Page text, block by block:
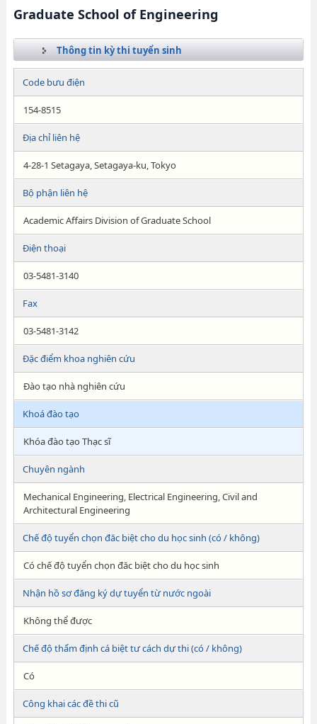
Graduate School of Engineering
Thông tin kỳ thi tuyển sinh
Code bưu điện
154-8515
Địa chỉ liên hệ
4-28-1 Setagaya, Setagaya-ku, Tokyo
Bộ phận liên hệ
Academic Affairs Division of Graduate School
Điện thoại
03-5481-3140
Fax
03-5481-3142
Đặc điểm khoa nghiên cứu
Đào tạo nhà nghiên cứu
Khoá đào tạo
Khóa đào tạo Thạc sĩ
Chuyên ngành
Mechanical Engineering, Electrical Engineering, Civil and
Architectural Engineering
Chế độ tuyển chọn đăc biệt cho du học sinh (có / không)
Có chế độ tuyển chọn đăc biệt cho du học sinh
Nhận hồ sơ đăng ký dự tuyển từ nước ngoài
Không thể được
Chế độ thẩm định cá biệt tư cách dự thi (có / không)
Có
Công khai các đề thi cũ